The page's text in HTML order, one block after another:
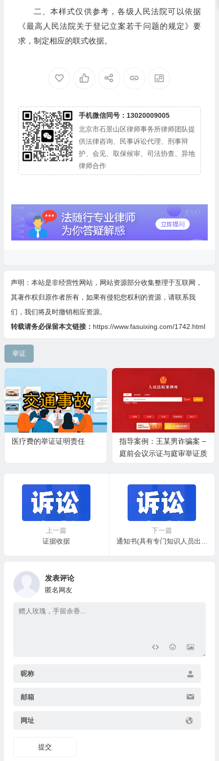
二、本样式仅供参考，各级人民法院可以依据
《最高人民法院关于登记立案若干问题的规定》要
求，制定相应的联式收据。
手机微信同号：13020009005
北京市石景山区律师事务所律师团队提
供法律咨询、民事诉讼代理、刑事辩
护、会见、取保候审、司法协查、异地
律师合作
声明：本站是非经营性网站，网站资源部分收集整理于互联网，
其著作权归原作者所有，如果有侵犯您权利的资源，请联系我
们，我们将及时撤销相应资源。
转载请务必保留本文链接： https://www.fasuixing.com/1742.html
举证
医疗费的举证证明责任
指导案例：王某男诈骗案 –
庭前会议示证与庭审举证质
上一篇
证据收据
下一篇
发表评论
匿名网友
昵称
邮箱
网址
提交